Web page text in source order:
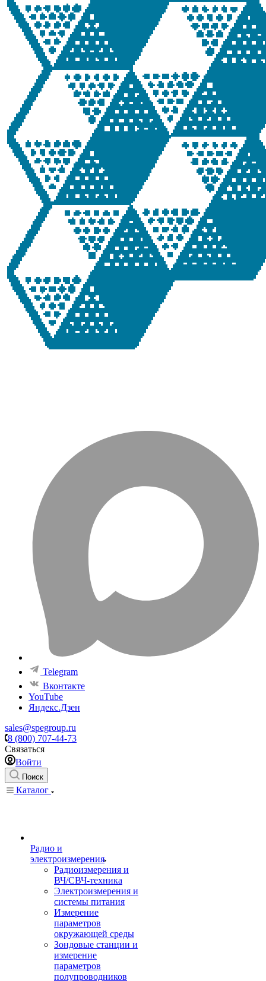
Telegram
Вконтакте
YouTube
Яндекс.Дзен
sales@spegroup.ru
8 (800) 707-44-73
Связаться
Войти
Поиск
Каталог
Радио и
электроизмерения
Радиоизмерения и
ВЧ/СВЧ-техника
Электроизмерения и
системы питания
Измерение
параметров
окружающей среды
Зондовые станции и
измерение
параметров
полупроводников